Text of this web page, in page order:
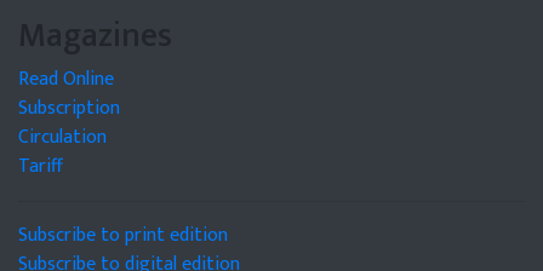
Magazines
Read Online
Subscription
Circulation
Tariff
Subscribe to print edition